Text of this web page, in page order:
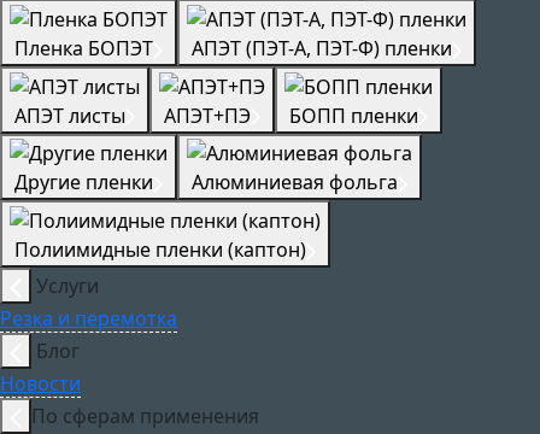
Пленка БОПЭТ АПЭТ (ПЭТ-А, ПЭТ-Ф) пленки
АПЭТ листы АПЭТ+ПЭ БОПП пленки
Другие пленки Алюминиевая фольга
Полиимидные пленки (каптон)
Услуги
Резка и перемотка
Блог
Новости
По сферам применения